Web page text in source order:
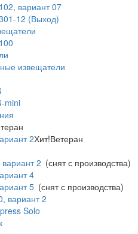
вариант 07
12 (Выход)
извещатели
mini
2Хит!Ветеран
2 (снят с производства)
4
5 (снят с производства)
вариант 2
Solo